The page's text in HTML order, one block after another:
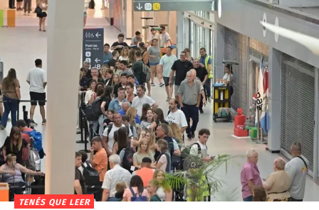
TENÉS QUE LEER